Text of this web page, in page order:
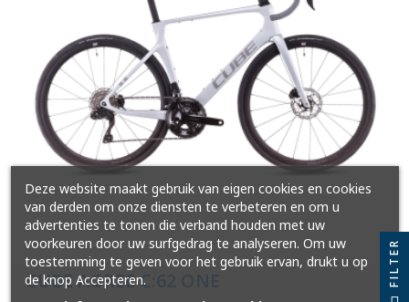
CUBE AGREE C:62 ONE
Deze website maakt gebruik van eigen cookies en cookies
van derden om onze diensten te verbeteren en om u
advertenties te tonen die verband houden met uw
voorkeuren door uw surfgedrag te analyseren. Om uw
toestemming te geven voor het gebruik ervan, drukt u op
de knop Accepteren.
FILTER